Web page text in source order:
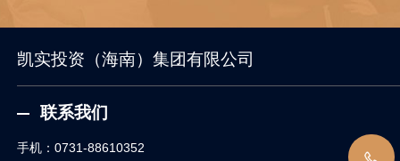
凯实投资（海南）集团有限公司
联系我们
手机：0731-88610352